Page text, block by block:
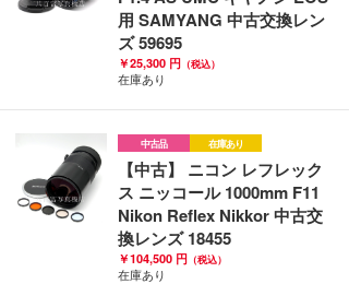
用 SAMYANG 中古交換レン
ズ 59695
￥25,300 円 （税込）
在庫あり
中古品 在庫あり
【中古】 ニコン レフレック
ス ニッコール 1000mm F11
Nikon Reflex Nikkor 中古交
換レンズ 18455
￥104,500 円 （税込）
在庫あり